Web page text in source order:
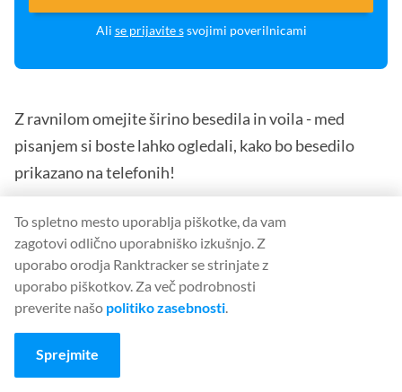
Ali se prijavite ssvojimi poverilnicami
Z ravnilom omejite širino besedila in voila - med
pisanjem si boste lahko ogledali, kako bo besedilo
prikazano na telefonih!
Če ravnila ne vidite, ga morate omogočiti v meniju
Pogled v Dokumentih. Telefon lahko vzamete v roko in
njegovo širino uporabite kot merilo, da dobite
približno predstavo o potrebni širini.
#2 Vstavi tabelo in napiši v notranjost
To spletno mesto uporablja piškotke, da vam
zagotovi odlično uporabniško izkušnjo. Z
uporabo orodja Ranktracker se strinjate z
uporabo piškotkov. Za več podrobnosti
preverite našo politiko zasebnosti.
Sprejmite